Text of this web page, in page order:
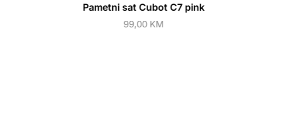
Pametni sat Cubot C7 pink
99,00 KM